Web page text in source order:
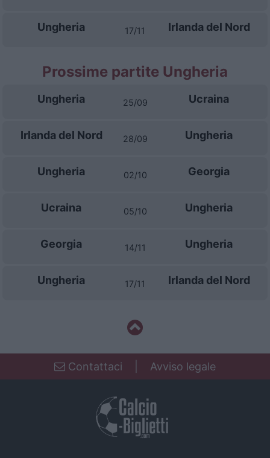
Ungheria 17/11 Irlanda del Nord
Prossime partite Ungheria
Ungheria 25/09 Ucraina
Irlanda del Nord 28/09 Ungheria
Ungheria 02/10 Georgia
Ucraina 05/10 Ungheria
Georgia 14/11 Ungheria
Ungheria 17/11 Irlanda del Nord
Contattaci Avviso legale